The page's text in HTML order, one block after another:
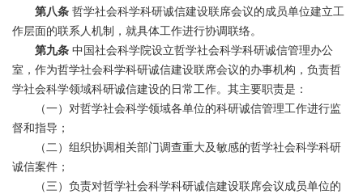
第八条 哲学社会科学科研诚信建设联席会议的成员单位建立工
作层面的联系人机制，就具体工作进行协调联络。
第九条 中国社会科学院设立哲学社会科学科研诚信管理办公
室，作为哲学社会科学科研诚信建设联席会议的办事机构，负责哲
学社会科学领域科研诚信建设的日常工作。其主要职责是：
（一）对哲学社会科学领域各单位的科研诚信管理工作进行监
督和指导；
（二）组织协调相关部门调查重大及敏感的哲学社会科学科研
诚信案件；
（三）负责对哲学社会科学科研诚信建设联席会议成员单位的